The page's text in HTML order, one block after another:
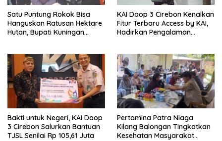
Satu Puntung Rokok Bisa
Hanguskan Ratusan Hektare
Hutan, Bupati Kuningan
KAI Daop 3 Cirebon Kenalkan
Fitur Terbaru Access by KAI,
Hadirkan Pengalaman
Bakti untuk Negeri, KAI Daop
3 Cirebon Salurkan Bantuan
TJSL Senilai Rp 105,61 Juta
Pertamina Patra Niaga
Kilang Balongan Tingkatkan
Kesehatan Masyarakat